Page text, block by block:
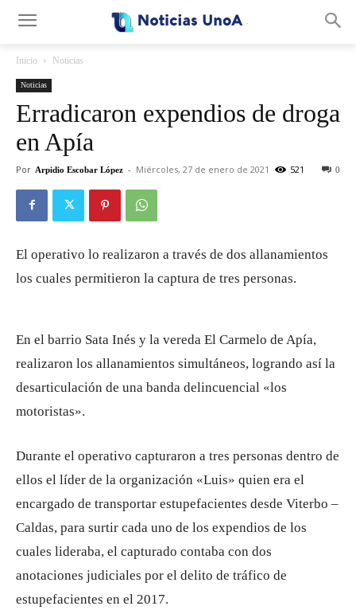
Inicio Noticias
Noticias
Erradicaron expendios de droga
en Apía
Por Arpidio Escobar López - Miércoles, 27 de enero de 2021 0
521
El operativo lo realizaron a través de dos allanamientos
los cuales permitieron la captura de tres personas.
En el barrio Sata Inés y la vereda El Carmelo de Apía,
realizaron los allanamientos simultáneos, logrando así la
desarticulación de una banda delincuencial «los
motoristas».
Durante el operativo capturaron a tres personas dentro de
ellos el líder de la organización «Luis» quien era el
encargado de transportar estupefacientes desde Viterbo –
Caldas, para surtir cada uno de los expendios de los
cuales lideraba, el capturado contaba con dos
anotaciones judiciales por el delito de tráfico de
estupefacientes en el 2017.